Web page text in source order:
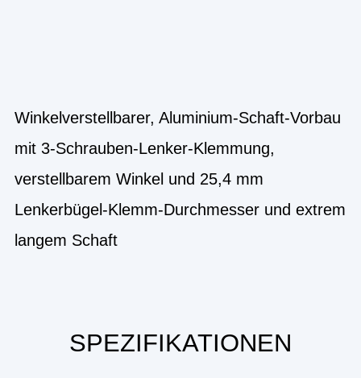
Winkelverstellbarer, Aluminium-Schaft-Vorbau
mit 3-Schrauben-Lenker-Klemmung,
verstellbarem Winkel und 25,4 mm
Lenkerbügel-Klemm-Durchmesser und extrem
langem Schaft
SPEZIFIKATIONEN